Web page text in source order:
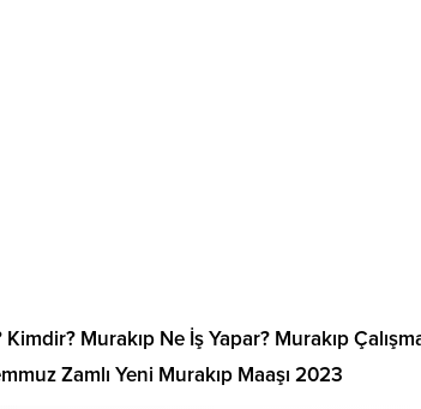
Murakıp Ne İş Yapar? Murakıp
Zamlı Yeni Murakıp Maaşı 2023